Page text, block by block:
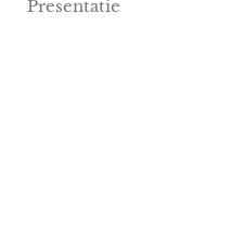
Presentatie